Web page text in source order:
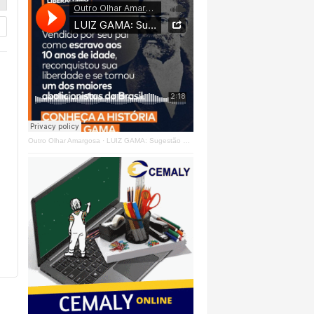
Outro Olhar Amargosa · LUIZ GAMA: Sugestão Outro Olhar